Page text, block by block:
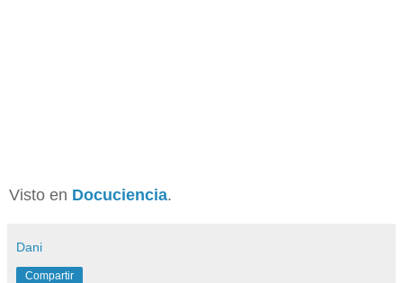
Visto en Docuciencia.
Dani
Compartir